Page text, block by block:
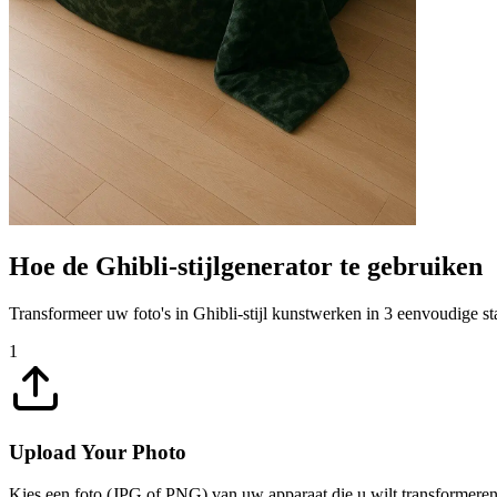
Hoe de Ghibli-stijlgenerator te gebruiken
Transformeer uw foto's in Ghibli-stijl kunstwerken in 3 eenvoudige
1
Upload Your Photo